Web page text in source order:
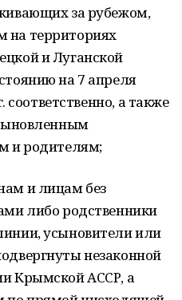
за рубежом,
на территориях
и Луганской
на 7 апреля
соответственно, а также
и родителям;
и лицам без
либо родственники
усыновители или
незаконной
Крымской АССР, а